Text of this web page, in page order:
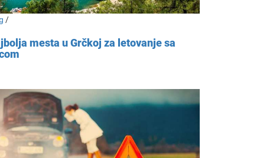
/
mesta u Grčkoj za letovanje sa